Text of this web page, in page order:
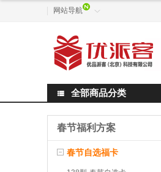
网站导航 
 全部商品分类
春节福利方案
春节自选福卡